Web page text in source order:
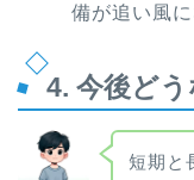
備が追い風
4. 今後どう
短期と